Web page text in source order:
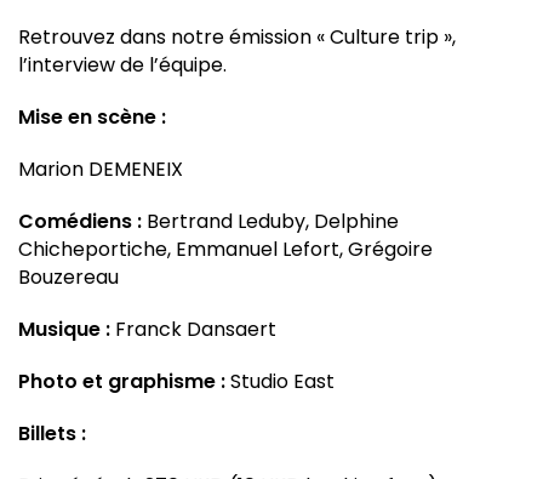
Retrouvez dans notre émission « Culture trip »,
l’interview de l’équipe.
Mise en scène :
Marion DEMENEIX
Comédiens : Bertrand Leduby, Delphine
Chicheportiche, Emmanuel Lefort, Grégoire
Bouzereau
Musique : Franck Dansaert
Photo et graphisme :Studio East
Billets :